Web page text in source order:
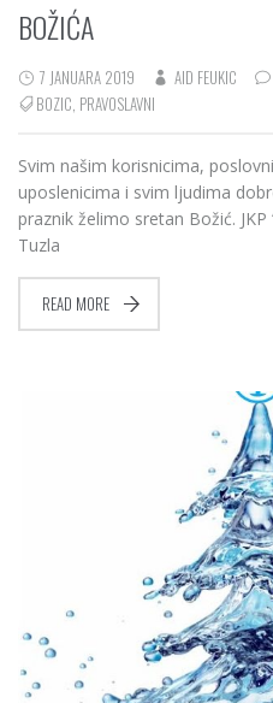
BOŽIĆA
7 JANUARA 2019 AID FEUKIC
BOZIC, PRAVOSLAVNI
Svim našim korisnicima,
uposlenicima i svim ljudima
praznik želimo sretan Božić.
Tuzla
READ MORE